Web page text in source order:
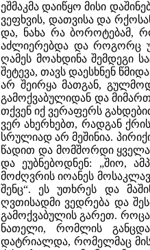
ეშმაკმა დაიწყო მისი
ვეფხვის, დათვისა და
და, ნახა რა ბოროტებამ,
აძლიერებდა და როგორც
ღამეს მოახდინა შემდეგი
შეტევა, თავს დაესხნენ
არ შეირყა მათგან,
გამოქვაბულიდან და
თქვენ იქ ვერაფერს
ვერ ახერხებთ, რადგან
სრულიად არ მეშინია.
წადით და მომშორდი ყველა,
და ეუბნებოდნენ: „შიო,
მოძღვრის იოანეს
შენც“. ეს უთხრეს და
ღვთისადმი ვედრება და
გამოქვაბულის გარეთ.
ნათელი, რომლის
დატრიალდა, რომელმაც